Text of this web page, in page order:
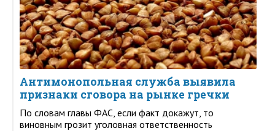
Антимонопольная служба выявила
признаки сговора на рынке гречки
По словам главы ФАС, если факт докажут, то
виновным грозит уголовная ответственность